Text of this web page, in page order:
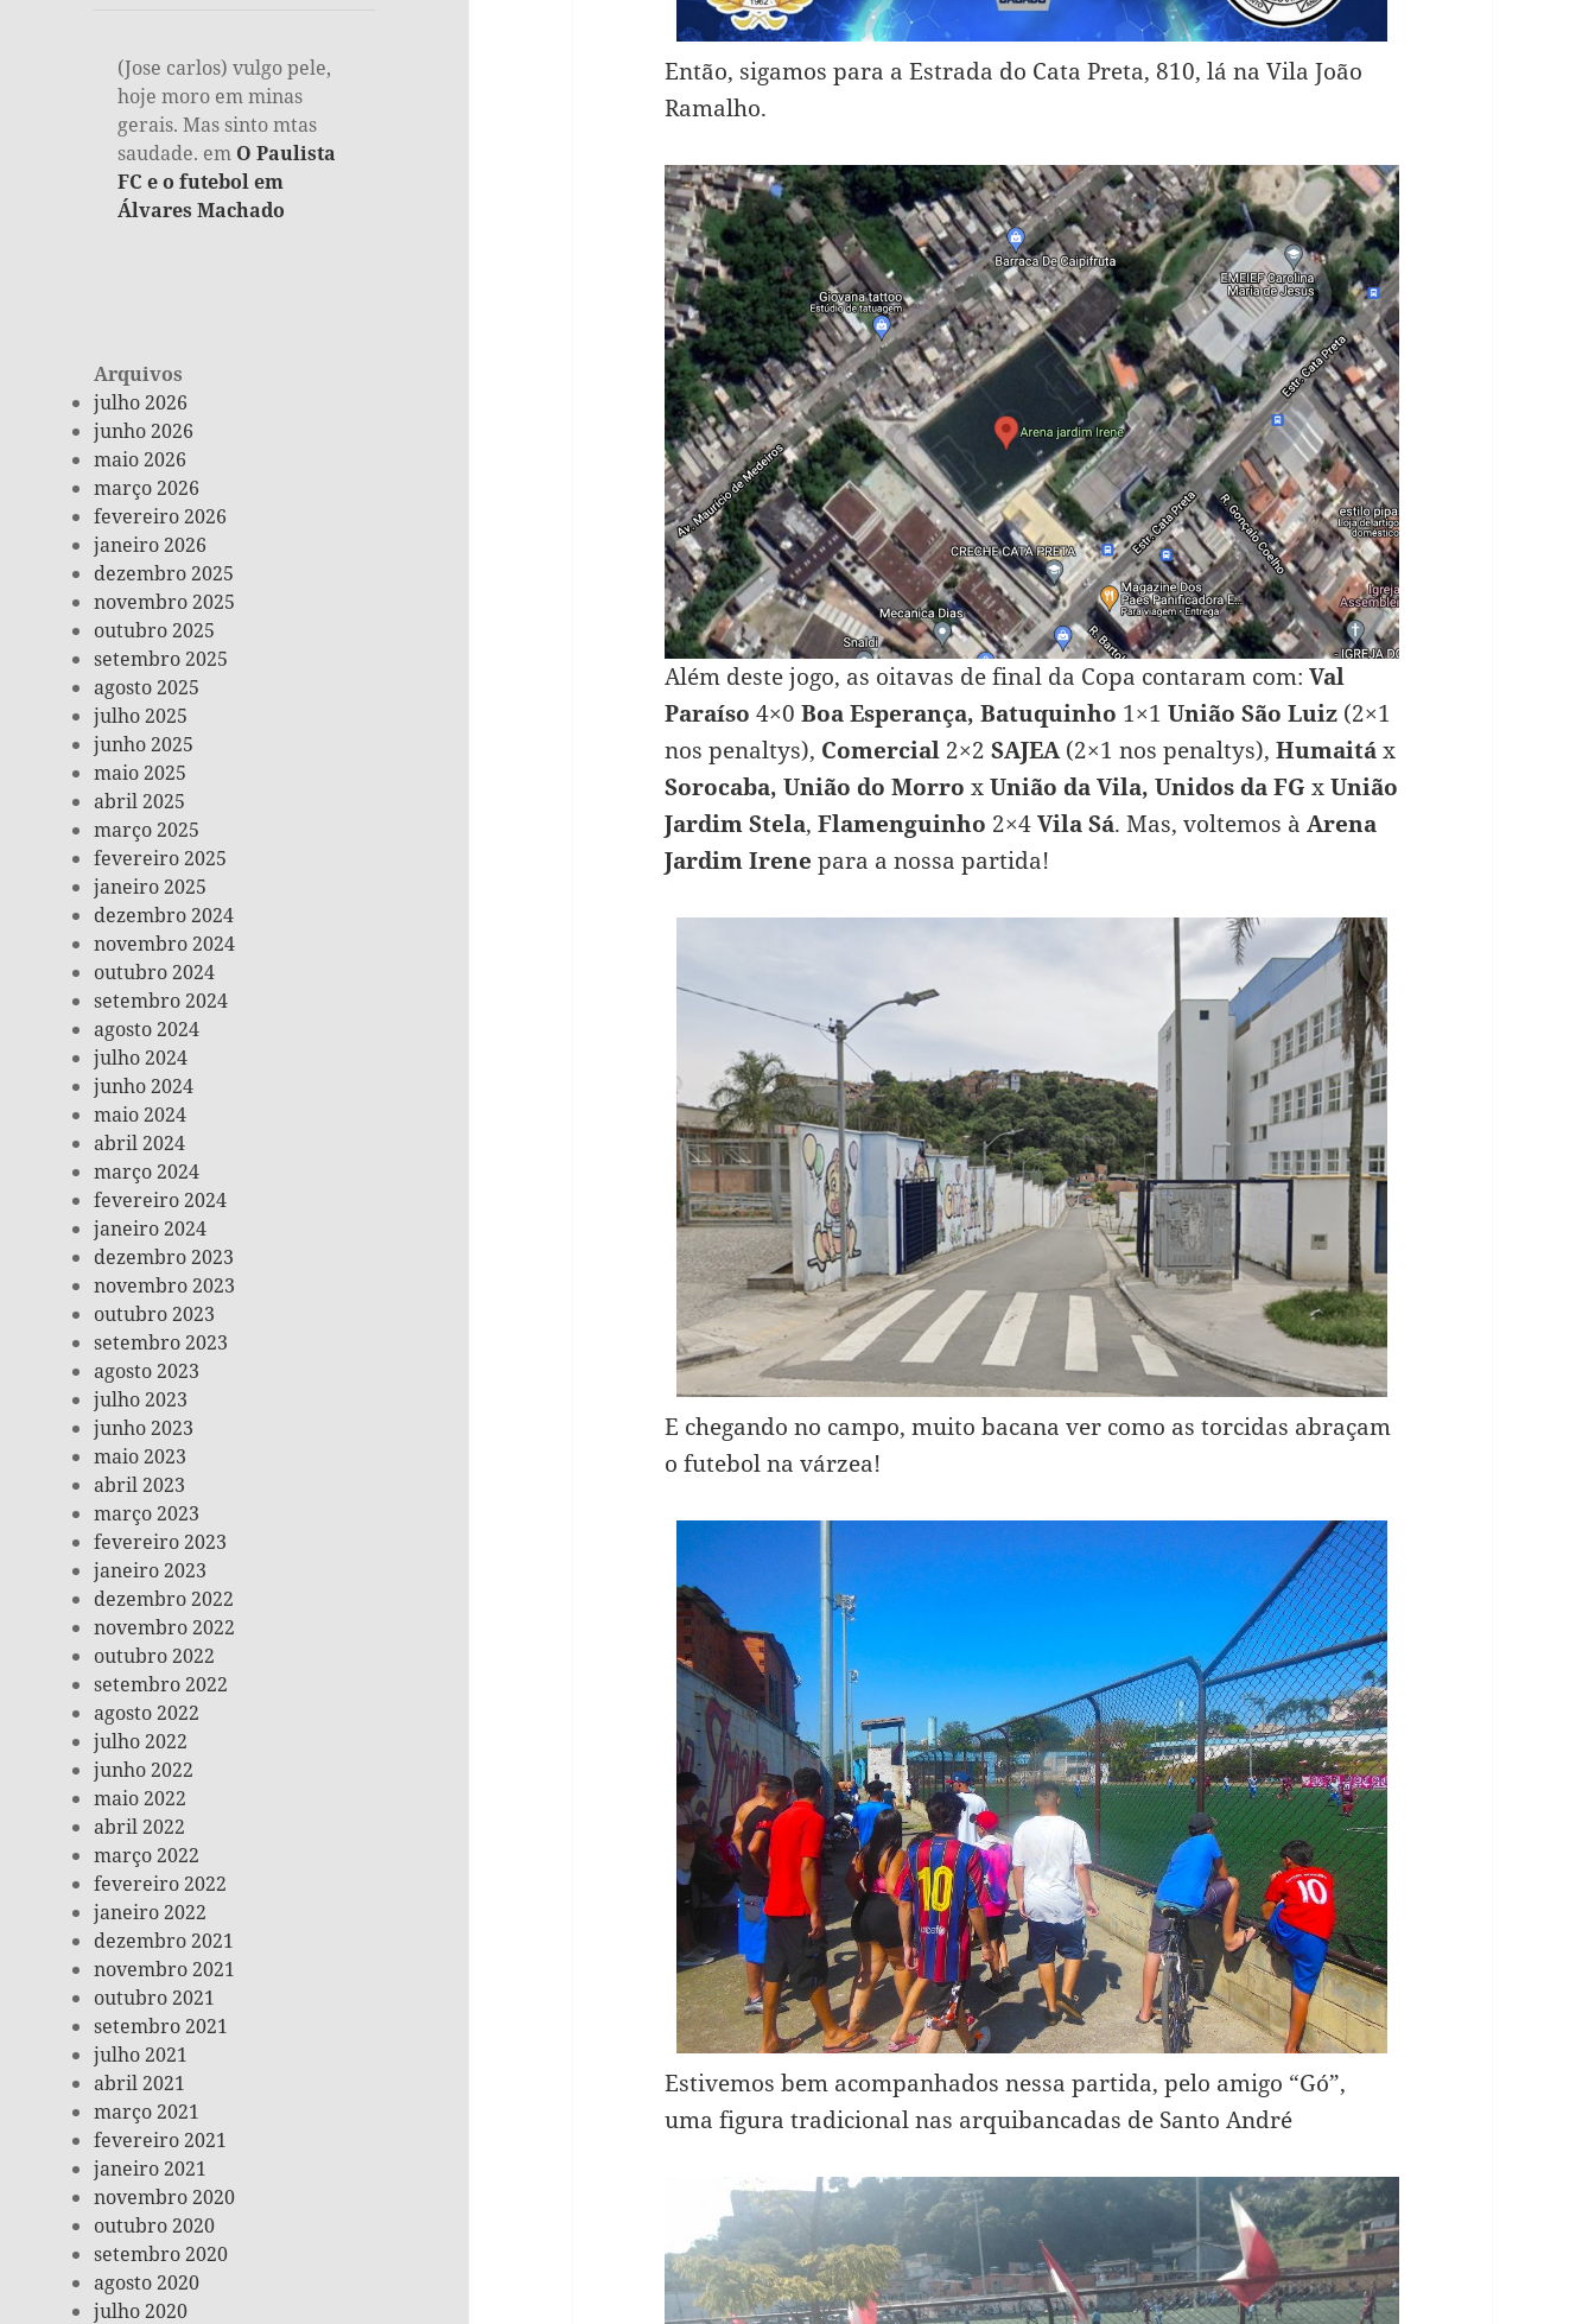
(Jose carlos) vulgo pele,
hoje moro em minas
gerais. Mas sinto mtas
saudade. em O Paulista
FC e o futebol em
Álvares Machado
Arquivos
julho 2026
junho 2026
maio 2026
março 2026
fevereiro 2026
janeiro 2026
dezembro 2025
novembro 2025
outubro 2025
setembro 2025
agosto 2025
julho 2025
junho 2025
maio 2025
abril 2025
março 2025
fevereiro 2025
janeiro 2025
dezembro 2024
novembro 2024
outubro 2024
setembro 2024
agosto 2024
julho 2024
junho 2024
maio 2024
abril 2024
março 2024
fevereiro 2024
janeiro 2024
dezembro 2023
novembro 2023
outubro 2023
setembro 2023
agosto 2023
julho 2023
junho 2023
maio 2023
abril 2023
março 2023
fevereiro 2023
janeiro 2023
dezembro 2022
novembro 2022
outubro 2022
setembro 2022
agosto 2022
julho 2022
junho 2022
maio 2022
abril 2022
março 2022
fevereiro 2022
janeiro 2022
dezembro 2021
novembro 2021
outubro 2021
setembro 2021
julho 2021
abril 2021
março 2021
fevereiro 2021
janeiro 2021
novembro 2020
outubro 2020
setembro 2020
agosto 2020
julho 2020
Então, sigamos para a Estrada do Cata Preta, 810, lá na Vila João
Ramalho.
Além deste jogo, as oitavas de final da Copa contaram com:Val
Paraíso 4×0Boa Esperança, Batuquinho 1×1União São Luiz (2×1
nos penaltys), Comercial 2×2SAJEA(2×1 nos penaltys),Humaitáx
Sorocaba, União do Morro xUnião da Vila, Unidos da FG xUnião
Jardim Stela,Flamenguinho 2×4Vila Sá. Mas, voltemos à Arena
Jardim Irene para a nossa partida!
E chegando no campo, muito bacana ver como as torcidas abraçam
o futebol na várzea!
Estivemos bem acompanhados nessa partida, pelo amigo “Gó”,
uma figura tradicional nas arquibancadas de Santo André